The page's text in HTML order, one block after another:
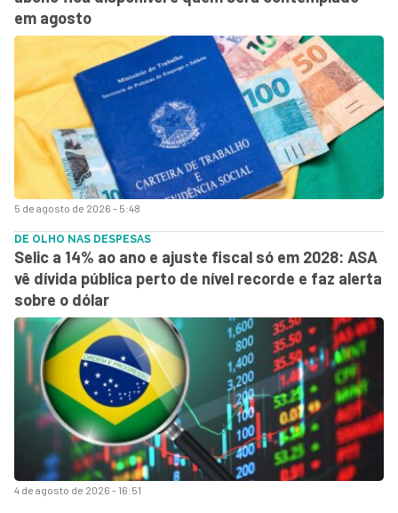
5 de agosto de 2026 - 5:48
em agosto
4 de agosto de 2026 - 16:51
DE OLHO NAS DESPESAS
Selic a 14% ao ano e ajuste fiscal só em 2028: ASA
vê dívida pública perto de nível recorde e faz alerta
sobre o dólar